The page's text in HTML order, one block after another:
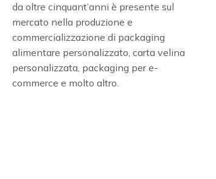
da oltre cinquant’anni è presente sul
mercato nella produzione e
commercializzazione di packaging
alimentare personalizzato, carta velina
personalizzata, packaging per e-
commerce e molto altro.